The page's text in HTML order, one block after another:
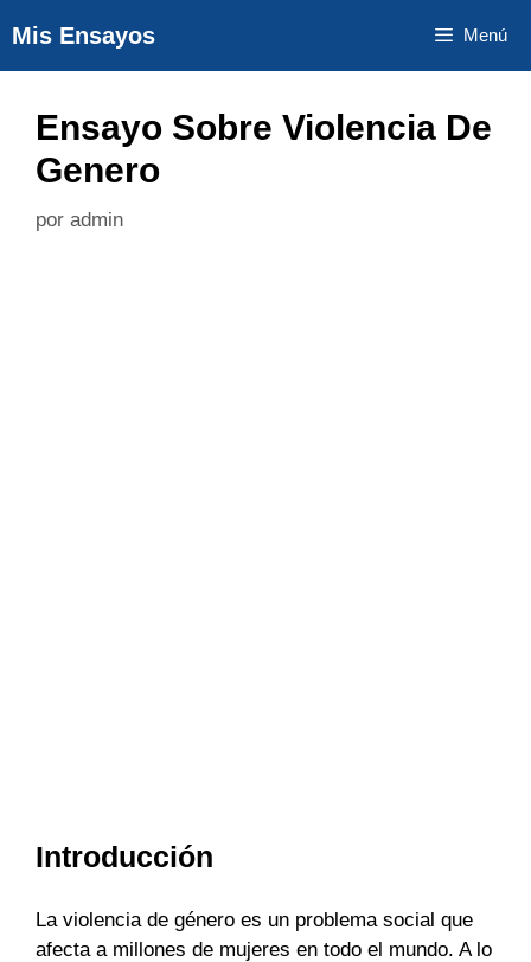
al
contenido
Mis Ensayos Menú
Ensayo Sobre Violencia De
Genero
por admin
Introducción
La violencia de género es un problema social que
afecta a millones de mujeres en todo el mundo. A lo